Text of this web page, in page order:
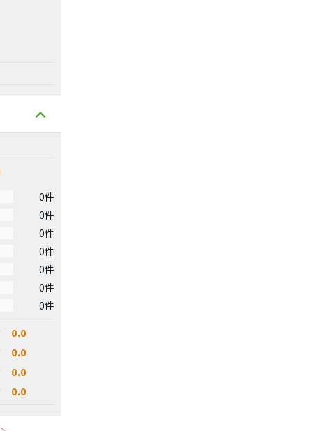
0件
0件
0件
0件
0件
0件
0件
0.0
0.0
0.0
0.0